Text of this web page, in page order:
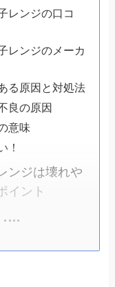
レンジの口コ
レンジのメーカ
る原因と対処法
良の原因
意味
！
ンジは壊れや
イント